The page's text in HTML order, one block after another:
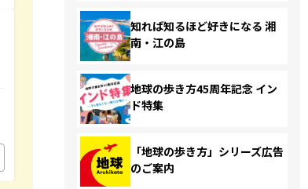
知れば知るほど好きになる 湘
南・江の島
地球の歩き方45周年記念 イン
ド特集
「地球の歩き方」シリーズ広告
のご案内